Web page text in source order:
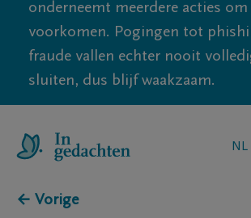
onderneemt meerdere acties
voorkomen. Pogingen tot
fraude vallen echter nooit
sluiten, dus blijf waakzaam.
NL
← Vorige